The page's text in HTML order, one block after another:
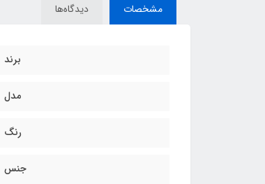
مشخصات دیدگاه‌ها
برند
مدل
رنگ
جنس